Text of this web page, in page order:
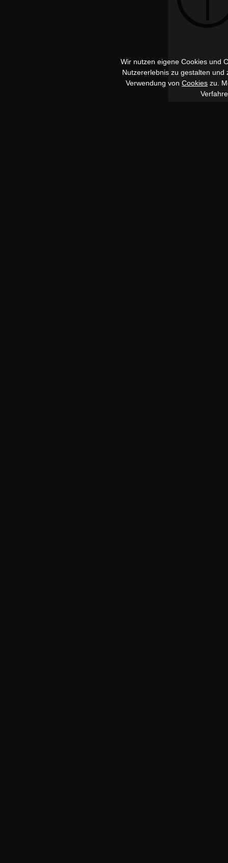
Wir nutzen eigene Cookies und
Nutzererlebnis zu gestalten
Verwendung von Cookies zu.